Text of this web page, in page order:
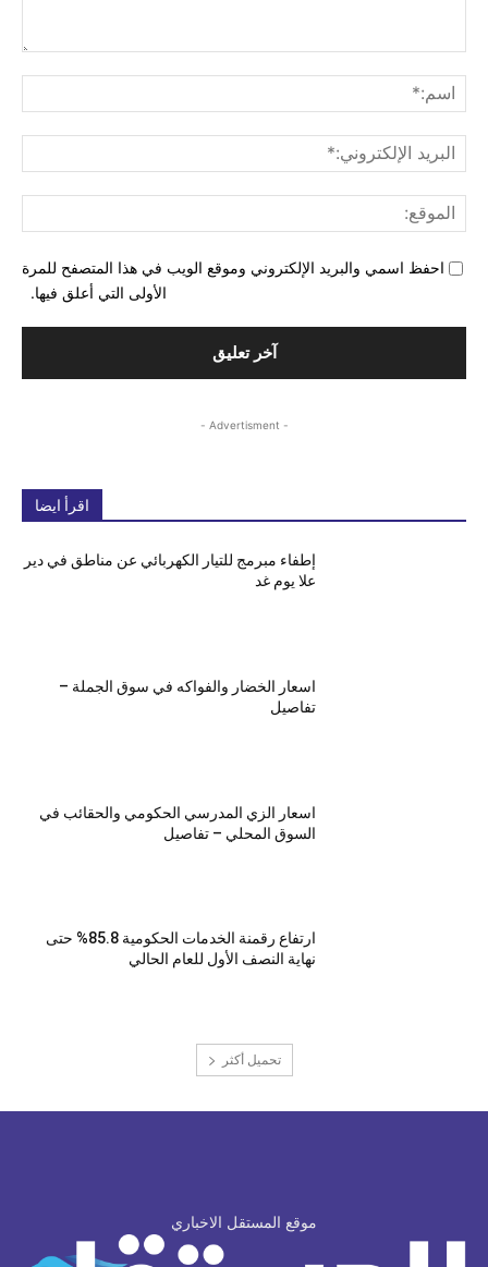
احفظ اسمي والبريد الإلكتروني وموقع الويب في هذا المتصفح للمرة
الأولى التي أعلق فيها.
- Advertisment -
اقرأ ايضا
إطفاء مبرمج للتيار الكهربائي عن مناطق في دير
علا يوم غد
اسعار الخضار والفواكه في سوق الجملة –
تفاصيل
اسعار الزي المدرسي الحكومي والحقائب في
السوق المحلي – تفاصيل
ارتفاع رقمنة الخدمات الحكومية 85.8% حتى
نهاية النصف الأول للعام الحالي
تحميل أكثر
موقع المستقل الاخباري